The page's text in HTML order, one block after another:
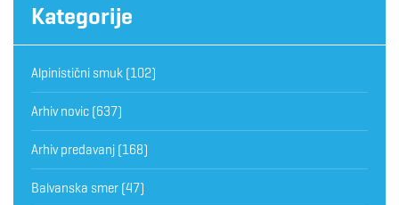
Kategorije
Alpinistični smuk (102)
Arhiv novic (637)
Arhiv predavanj (168)
Balvanska smer (47)